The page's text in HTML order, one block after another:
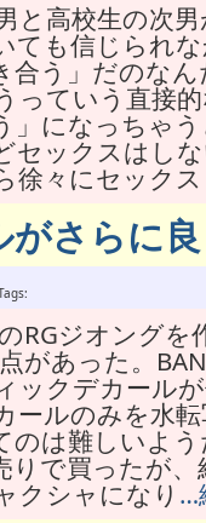
と高校生の次
ても信じられ
合う」だのな
っていう直接
」になっちゃ
セックスはし
徐々にセック
がさらに
RGジオング
があった。
ックデカール
ールのみを水
のは難しいよ
りで買ったが
クシャになり …